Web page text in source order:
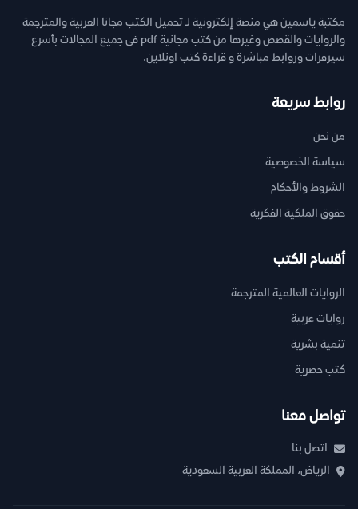
مكتبة ياسمين هي منصة إلكترونية لـ تحميل الكتب مجانا العربية والمترجمة
والروايات والقصص وغيرها من كتب مجانية pdf فى جميع المجالات بأسرع
سيرفرات وروابط مباشرة و قراءة كتب اونلاين.
روابط سريعة
من نحن
سياسة الخصوصية
الشروط والأحكام
حقوق الملكية الفكرية
أقسام الكتب
الروايات العالمية المترجمة
روايات عربية
تنمية بشرية
كتب حصرية
تواصل معنا
اتصل بنا
الرياض، المملكة العربية السعودية